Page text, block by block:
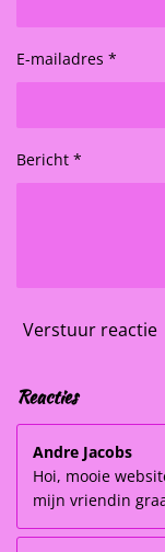
E-mailadres *
Bericht *
Verstuur reactie
Reacties
Andre Jacobs
Hoi, mooie
mijn vriendin